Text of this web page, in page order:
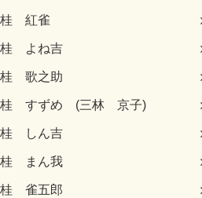
桂 紅雀
桂 よね吉
桂 歌之助
桂 すずめ (三林 京子)
桂 しん吉
桂 まん我
桂 雀五郎